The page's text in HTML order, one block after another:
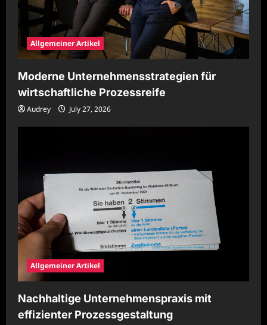
Allgemeiner Artikel
Moderne Unternehmensstrategien für
wirtschaftliche Prozessreife
Audrey July 27, 2026
Allgemeiner Artikel
Nachhaltige Unternehmenspraxis mit
effizienter Prozessgestaltung